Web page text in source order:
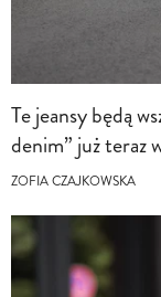
Te jeansy będą
denim” już teraz
ZOFIA CZAJKOWSKA